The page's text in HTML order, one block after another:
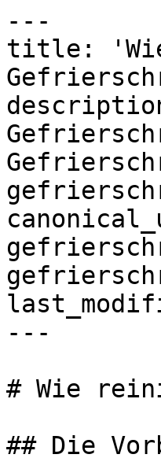
---
title: 'Wie
---
# Wie
## Die